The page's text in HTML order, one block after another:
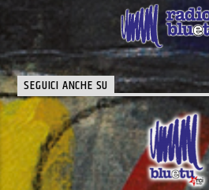
SEGUICI ANCHE SU